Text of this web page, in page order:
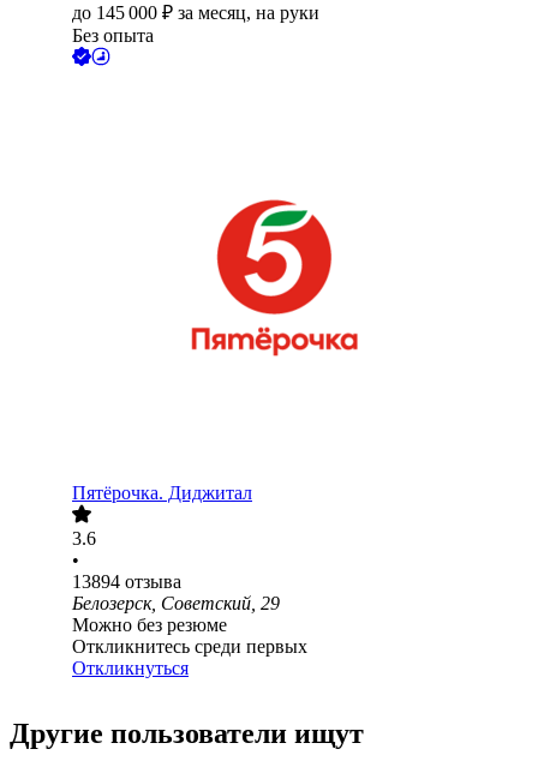
до 145 000 ₽ за месяц, на руки
Без опыта
Пятёрочка. Диджитал
3.6
•
13894 отзыва
Белозерск, Советский, 29
Можно без резюме
Откликнитесь среди первых
Откликнуться
Другие пользователи ищут